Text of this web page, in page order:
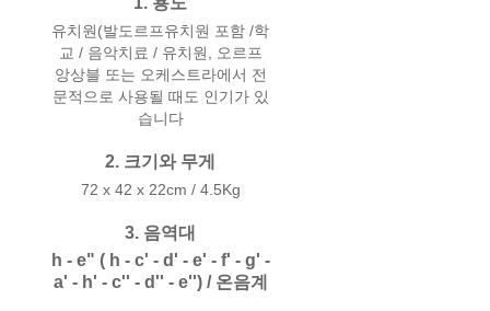
유치원(발도르프유치원 포함 /학
교 / 음악치료 / 유치원, 오르프
앙상블 또는 오케스트라에서 전
문적으로 사용될 때도 인기가 있
습니다
2. 크기와 무게
72 x 42 x 22cm / 4.5Kg
3. 음역대
h - e" ( h - c' - d' - e' - f' - g' -
a' - h' - c'' - d'' - e'') / 온음계